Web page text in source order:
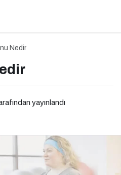
Nedir
yayınlandı